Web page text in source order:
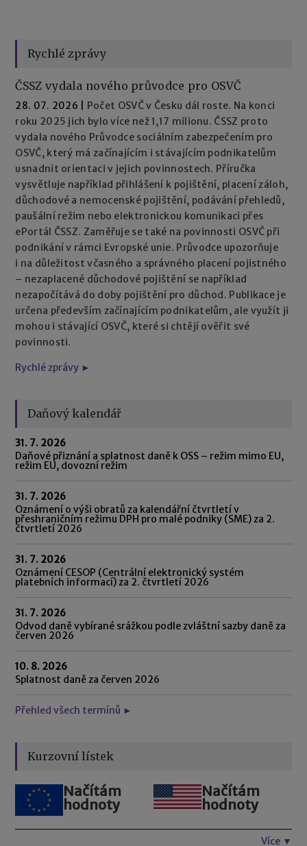
Rychlé zprávy
ČSSZ vydala nového průvodce pro OSVČ
28. 07. 2026
Počet OSVČ v Česku dál roste. Na konci
roku 2025 jich bylo více než 1,17 milionu. ČSSZ proto
vydala nového Průvodce sociálním zabezpečením pro
OSVČ, který má začínajícím i stávajícím podnikatelům
usnadnit orientaci v jejich povinnostech. Příručka
vysvětluje například přihlášení k pojištění, placení záloh,
důchodové a nemocenské pojištění, podávání přehledů,
paušální režim nebo elektronickou komunikaci přes
ePortál ČSSZ. Zaměřuje se také na povinnosti OSVČ při
podnikání v rámci Evropské unie. Průvodce upozorňuje
i na důležitost včasného a správného placení pojistného
– nezaplacené důchodové pojištění se například
nezapočítává do doby pojištění pro důchod. Publikace je
určena především začínajícím podnikatelům, ale využít ji
mohou i stávající OSVČ, které si chtějí ověřit své
povinnosti.
Rychlé zprávy ►
Daňový kalendář
31. 7. 2026
Daňové přiznání a splatnost daně k OSS – režim mimo EU,
režim EU, dovozní režim
31. 7. 2026
Oznámení o výši obratů za kalendářní čtvrtletí v
přeshraničním režimu DPH pro malé podniky (SME) za 2.
čtvrtletí 2026
31. 7. 2026
Oznámení CESOP (Centrální elektronický systém
platebních informací) za 2. čtvrtletí 2026
31. 7. 2026
Odvod daně vybírané srážkou podle zvláštní sazby daně za
červen 2026
10. 8. 2026
Splatnost daně za červen 2026
Přehled všech termínů ►
Kurzovní lístek
Načítám
hodnoty
Načítám
hodnoty
Více ▼